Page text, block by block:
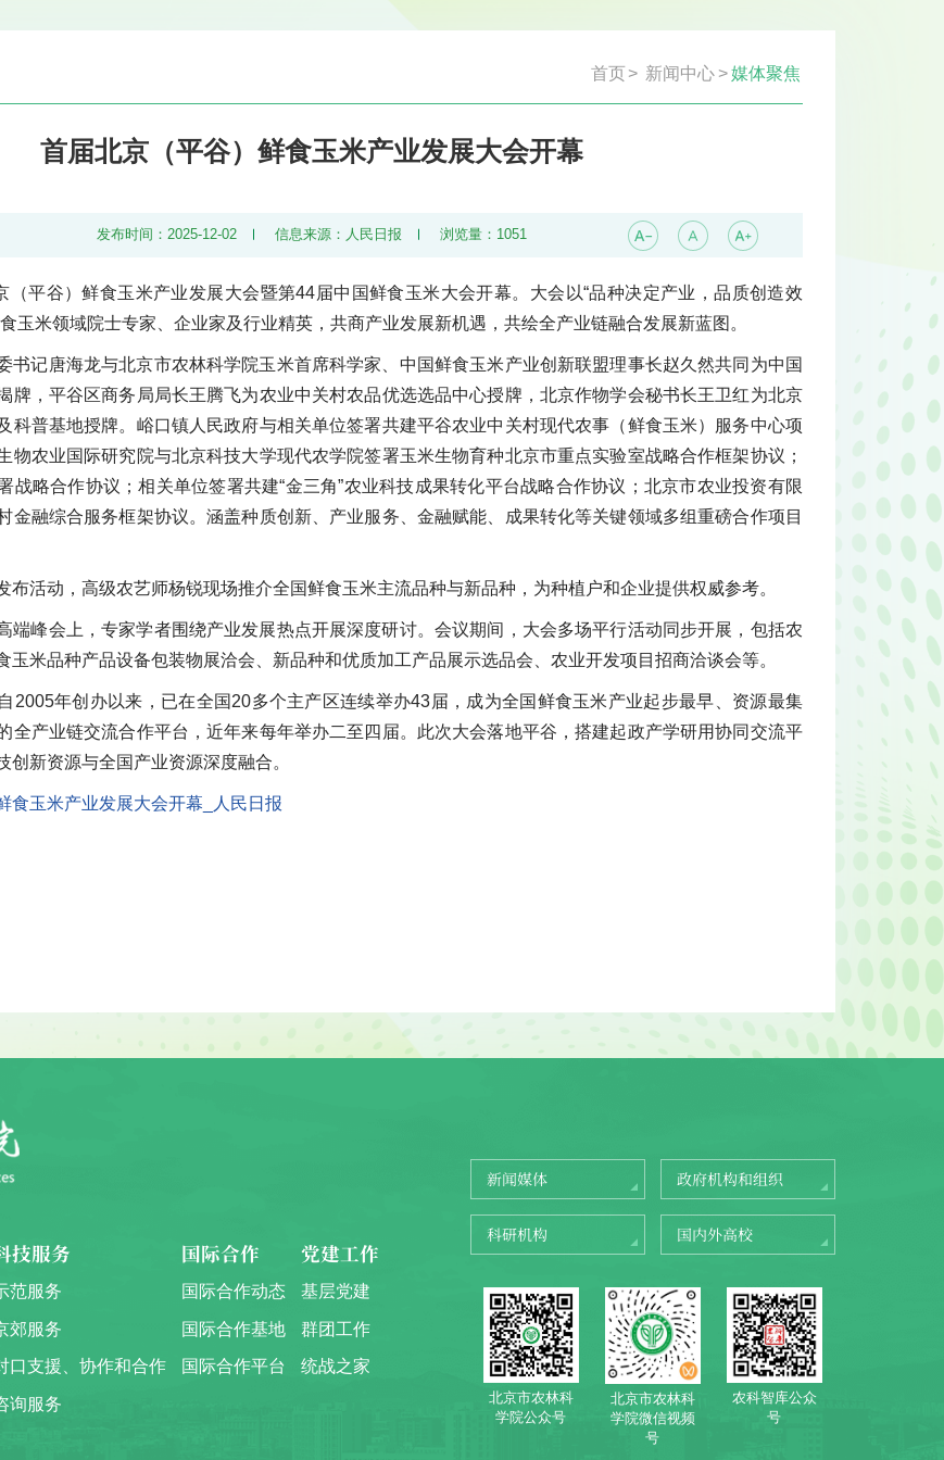
首页> 新闻中心 >媒体聚焦
首届北京（平谷）鲜食玉米产业发展大会开幕
发布时间：2025-12-02 信息来源：人民日报 浏览量： 1051
（平谷）鲜食玉米产业发展大会暨第44届中国鲜食玉米大会开幕。大会以“品种决定产业，品质创造效
玉米领域院士专家、企业家及行业精英，共商产业发展新机遇，共绘全产业链融合发展新蓝图。
书记唐海龙与北京市农林科学院玉米首席科学家、中国鲜食玉米产业创新联盟理事长赵久然共同为中国
牌，平谷区商务局局长王腾飞为农业中关村农品优选选品中心授牌，北京作物学会秘书长王卫红为北京
科普基地授牌。峪口镇人民政府与相关单位签署共建平谷农业中关村现代农事（鲜食玉米）服务中心项
物农业国际研究院与北京科技大学现代农学院签署玉米生物育种北京市重点实验室战略合作框架协议；
战略合作协议；相关单位签署共建“金三角”农业科技成果转化平台战略合作协议；北京市农业投资有限
金融综合服务框架协议。涵盖种质创新、产业服务、金融赋能、成果转化等关键领域多组重磅合作项目
布活动，高级农艺师杨锐现场推介全国鲜食玉米主流品种与新品种，为种植户和企业提供权威参考。
端峰会上，专家学者围绕产业发展热点开展深度研讨。会议期间，大会多场平行活动同步开展，包括农
玉米品种产品设备包装物展洽会、新品种和优质加工产品展示选品会、农业开发项目招商洽谈会等。
2005年创办以来，已在全国20多个主产区连续举办43届，成为全国鲜食玉米产业起步最早、资源最集
全产业链交流合作平台，近年来每年举办二至四届。此次大会落地平谷，搭建起政产学研用协同交流平
创新资源与全国产业资源深度融合。
食玉米产业发展大会开幕_人民日报
技服务
范服务
郊服务
口支援、协作和合作
询服务
国际合作
国际合作动态
国际合作基地
国际合作平台
党建工作
基层党建
群团工作
统战之家
新闻媒体 政府机构和组织
科研机构 国内外高校
北京市农林科
学院公众号
北京市农林科
学院微信视频
号
农科智库公众
号